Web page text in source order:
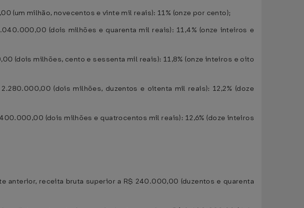
(um milhão, novecentos e vinte mil reais): 11% (onze por cento);
(dois milhões e quarenta mil reais): 11,4% (onze inteiros e
(dois milhões, cento e sessenta mil reais): 11,8% (onze inteiros e oito
(dois milhões, duzentos e oitenta mil reais): 12,2% (doze
(dois milhões e quatrocentos mil reais): 12,6% (doze inteiros
anterior, receita bruta superior a R$ 240.000,00 (duzentos e quarenta